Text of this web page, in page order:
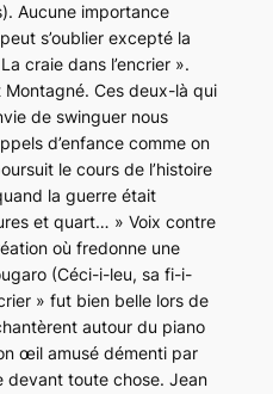
Aucune importance
s’oublier excepté la
craie dans l’encrier ».
Ces deux-là qui
de swinguer nous
d’enfance comme on
le cours de l’histoire
la guerre était
et quart… » Voix contre
où fredonne une
(Céci-i-leu, sa fi-i-
» fut bien belle lors de
autour du piano
œil amusé démenti par
devant toute chose. Jean